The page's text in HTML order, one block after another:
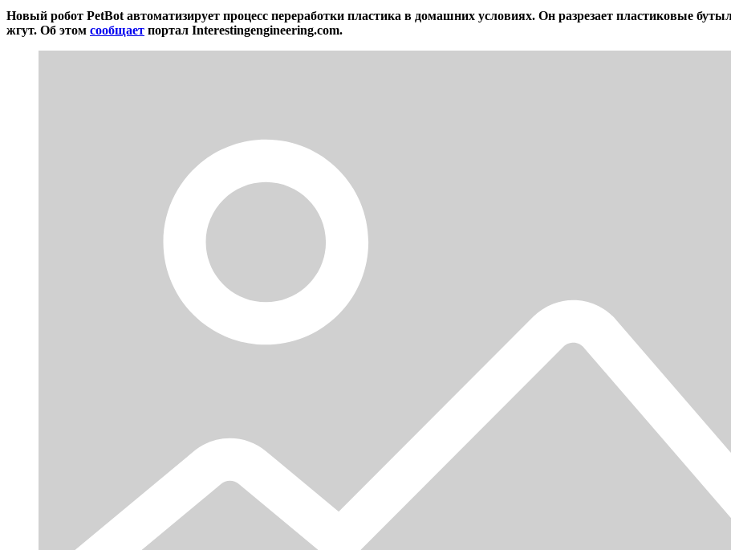
Новый робот PetBot автоматизирует процесс переработки пластика в домашних условиях. Он разрезает пластиковые
жгут. Об этом сообщает портал Interestingengineering.com.